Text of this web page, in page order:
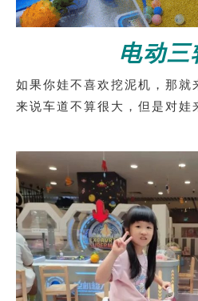
电动三
如果你娃不喜欢挖泥机，那就
来说车道不算很大，但是对娃